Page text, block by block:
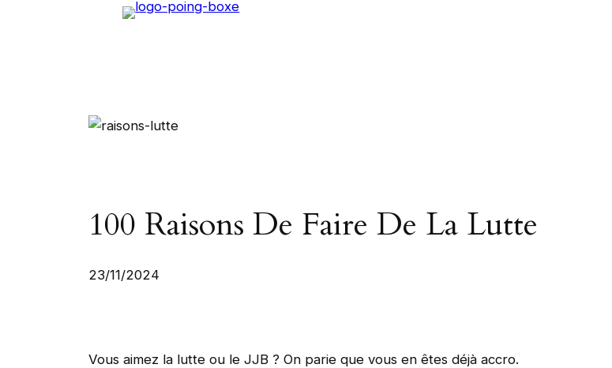
100 Raisons De Faire De La Lutte
23/11/2024
Vous aimez la lutte ou le JJB ? On parie que vous en êtes déjà accro.